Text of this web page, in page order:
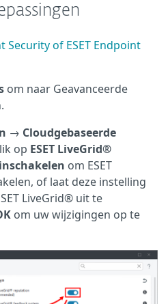
Security of ESET Endpoint
om naar Geavanceerde
→ Cloudgebaseerde
op ESET LiveGrid®
om ESET
of laat deze instelling
LiveGrid® uit te
om uw wijzigingen op te